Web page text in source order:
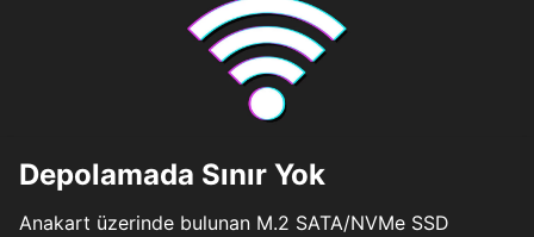
Depolamada Sınır Yok
Anakart üzerinde bulunan M.2 SATA/NVMe SSD